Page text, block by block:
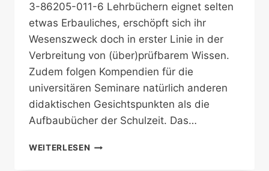
3-86205-011-6 Lehrbüchern eignet selten
etwas Erbauliches, erschöpft sich ihr
Wesenszweck doch in erster Linie in der
Verbreitung von (über)prüfbarem Wissen.
Zudem folgen Kompendien für die
universitären Seminare natürlich anderen
didaktischen Gesichtspunkten als die
Aufbaubücher der Schulzeit. Das…
WEITERLESEN DIE